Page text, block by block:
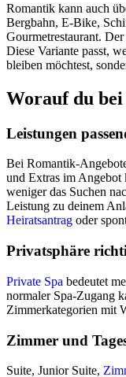
Romantik kann auch
Bergbahn, E-Bike,
Gourmetrestaurant.
Diese Variante passt,
bleiben möchtest,
Worauf du
Leistungen
Bei Romantik-
und Extras im Angebot
weniger das Suchen
Leistung zu deinem
Heiratsantrag oder
Privatsphäre
Private Spa bedeutet
normaler Spa-Zugang
Zimmerkategorien mit
Zimmer und
Suite, Junior Suite,